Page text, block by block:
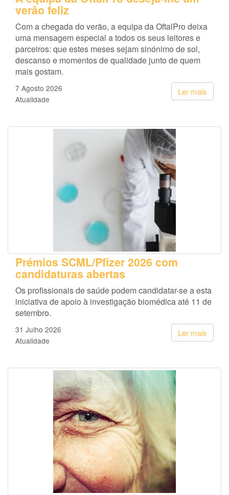
verão feliz
Com a chegada do verão, a equipa da OftalPro deixa
uma mensagem especial a todos os seus leitores e
parceiros: que estes meses sejam sinónimo de sol,
descanso e momentos de qualidade junto de quem
mais gostam.
Ler mais
7 Agosto 2026
Atualidade
Prémios SCML/Pfizer 2026 com
candidaturas abertas
Os profissionais de saúde podem candidatar-se a esta
iniciativa de apoio à investigação biomédica até 11 de
setembro.
Ler mais
31 Julho 2026
Atualidade